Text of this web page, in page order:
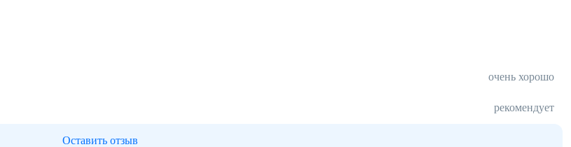
очень хорошо
рекомендует
Оставить отзыв